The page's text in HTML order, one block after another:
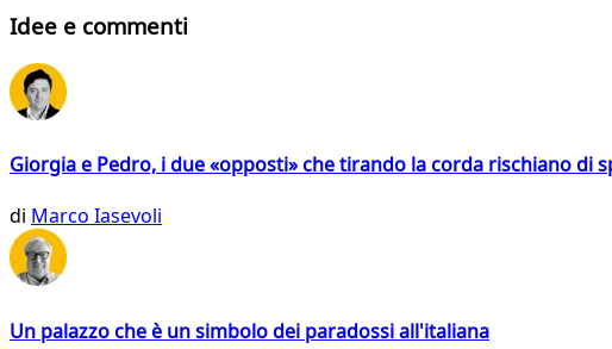
Idee e commenti
Giorgia e Pedro, i due «opposti» che tirando la corda rischiano di
di Marco Iasevoli
Un palazzo che è un simbolo dei paradossi all'italiana